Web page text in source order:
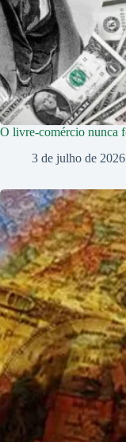
O livre-comércio nunca
3 de julho de 2026